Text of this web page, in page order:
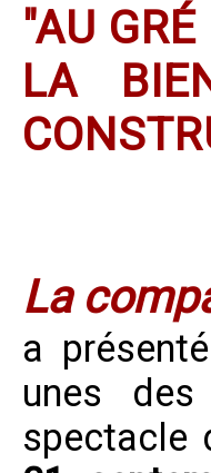
"AU
LA
La
a
unes
spectacle